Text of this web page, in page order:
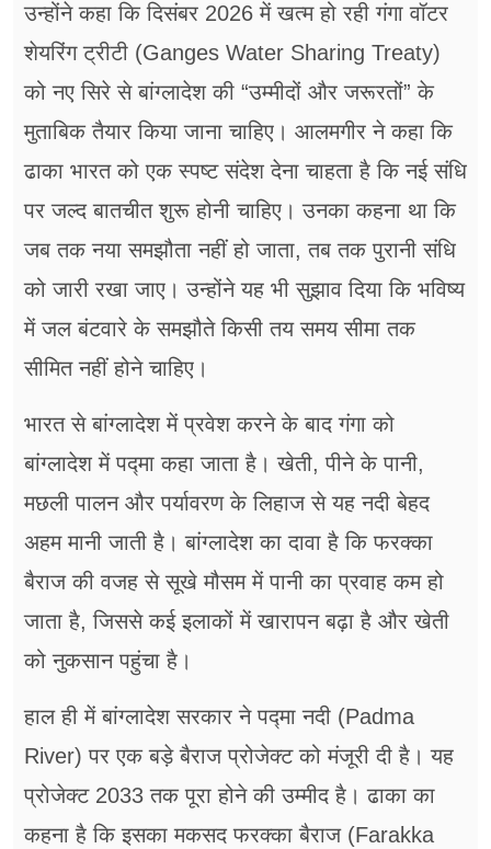
उन्होंने कहा कि दिसंबर 2026 में खत्म हो रही गंगा वॉटर
शेयरिंग ट्रीटी (Ganges Water Sharing Treaty)
को नए सिरे से बांग्लादेश की “उम्मीदों और जरूरतों” के
मुताबिक तैयार किया जाना चाहिए। आलमगीर ने कहा कि
ढाका भारत को एक स्पष्ट संदेश देना चाहता है कि नई संधि
पर जल्द बातचीत शुरू होनी चाहिए। उनका कहना था कि
जब तक नया समझौता नहीं हो जाता, तब तक पुरानी संधि
को जारी रखा जाए। उन्होंने यह भी सुझाव दिया कि भविष्य
में जल बंटवारे के समझौते किसी तय समय सीमा तक
सीमित नहीं होने चाहिए।
भारत से बांग्लादेश में प्रवेश करने के बाद गंगा को
बांग्लादेश में पद्मा कहा जाता है। खेती, पीने के पानी,
मछली पालन और पर्यावरण के लिहाज से यह नदी बेहद
अहम मानी जाती है। बांग्लादेश का दावा है कि फरक्का
बैराज की वजह से सूखे मौसम में पानी का प्रवाह कम हो
जाता है, जिससे कई इलाकों में खारापन बढ़ा है और खेती
को नुकसान पहुंचा है।
हाल ही में बांग्लादेश सरकार ने पद्मा नदी (Padma
River) पर एक बड़े बैराज प्रोजेक्ट को मंजूरी दी है। यह
प्रोजेक्ट 2033 तक पूरा होने की उम्मीद है। ढाका का
कहना है कि इसका मकसद फरक्का बैराज (Farakka